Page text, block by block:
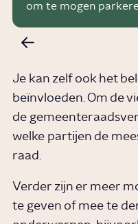
om te mogen
Je kan zelf ook het
beïnvloeden. Om de
de
welke partijen de
raad.
Verder zijn er meer
te geven of mee te